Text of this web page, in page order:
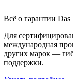
Всё о гарантии
Для
международная
других марок —
поддержки.